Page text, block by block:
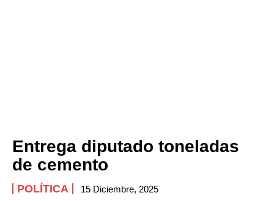
Entrega diputado toneladas
de cemento
POLÍTICA 15 Diciembre, 2025